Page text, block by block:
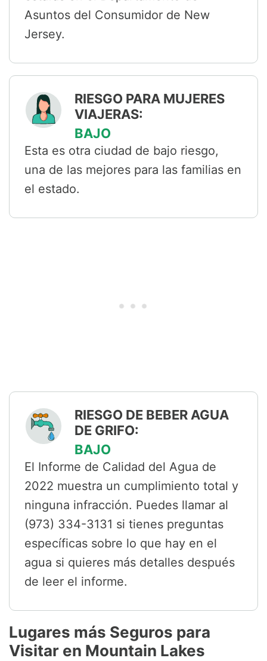
Asuntos del Consumidor de New
Jersey.
RIESGO PARA MUJERES
VIAJERAS:
BAJO
Esta es otra ciudad de bajo riesgo,
una de las mejores para las familias en
el estado.
RIESGO DE BEBER AGUA
DE GRIFO:
BAJO
El Informe de Calidad del Agua de
2022 muestra un cumplimiento total y
ninguna infracción. Puedes llamar al
(973) 334-3131 si tienes preguntas
específicas sobre lo que hay en el
agua si quieres más detalles después
de leer el informe.
Lugares más Seguros para
Visitar en Mountain Lakes